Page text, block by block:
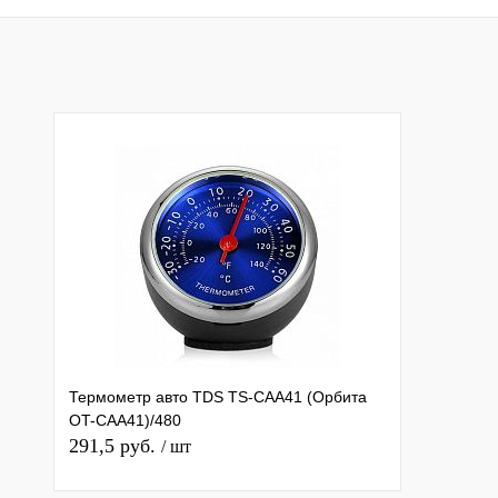
Термометр авто TDS TS-CAA41 (Орбита
OT-CAA41)/480
291,5 руб. / шт